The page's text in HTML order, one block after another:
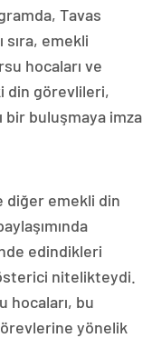
Tavas
sıra, emekli
hocaları ve
din görevlileri,
bir buluşmaya imza
diğer emekli din
edindikleri
nitelikteydi.
hocaları, bu
yönelik